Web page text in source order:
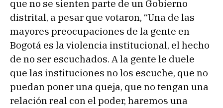
que no se sienten parte de un Gobierno
distrital, a pesar que votaron, “Una de las
mayores preocupaciones de la gente en
Bogotá es la violencia institucional, el hecho
de no ser escuchados. A la gente le duele
que las instituciones no los escuche, que no
puedan poner una queja, que no tengan una
relación real con el poder, haremos una